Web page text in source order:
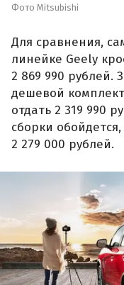
Фото Mitsubishi
Для сравнения,
линейке Geely
2 869 990 рублей.
дешевой
отдать 2 319 990
сборки
2 279 000 рублей.